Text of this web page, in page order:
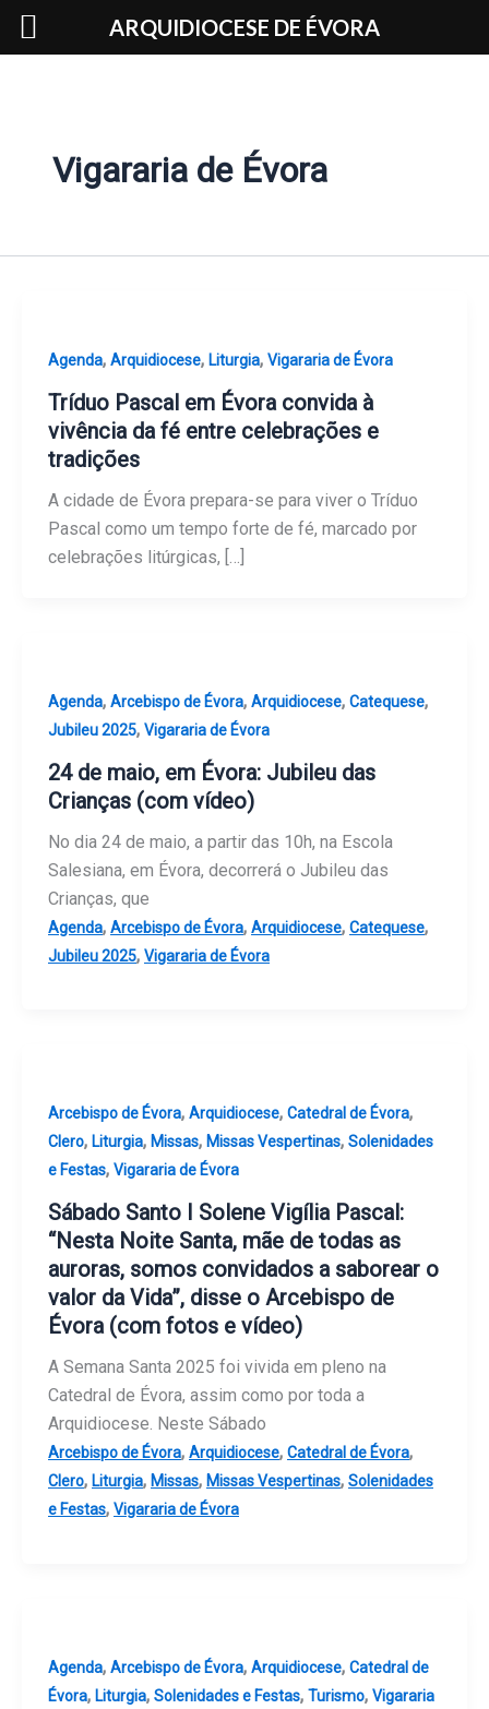
Skip
Vigararia de Évora
Agenda, Arquidiocese, Liturgia, Vigararia de Évora
Tríduo Pascal em Évora convida à
vivência da fé entre celebrações e
tradições
A cidade de Évora prepara-se para viver o Tríduo
Pascal como um tempo forte de fé, marcado por
celebrações litúrgicas, […]
Agenda, Arcebispo de Évora, Arquidiocese, Catequese,
Jubileu 2025, Vigararia de Évora
24 de maio, em Évora: Jubileu das
Crianças (com vídeo)
No dia 24 de maio, a partir das 10h, na Escola
Salesiana, em Évora, decorrerá o Jubileu das
Crianças, que
Agenda, Arcebispo de Évora, Arquidiocese, Catequese,
Jubileu 2025, Vigararia de Évora
Arcebispo de Évora, Arquidiocese, Catedral de Évora,
Clero, Liturgia, Missas, Missas Vespertinas, Solenidades
e Festas, Vigararia de Évora
Sábado Santo I Solene Vigília Pascal:
“Nesta Noite Santa, mãe de todas as
auroras, somos convidados a saborear o
valor da Vida”, disse o Arcebispo de
Évora (com fotos e vídeo)
A Semana Santa 2025 foi vivida em pleno na
Catedral de Évora, assim como por toda a
Arquidiocese. Neste Sábado
Arcebispo de Évora, Arquidiocese, Catedral de Évora,
Clero, Liturgia, Missas, Missas Vespertinas, Solenidades
e Festas, Vigararia de Évora
Agenda, Arcebispo de Évora, Arquidiocese, Catedral de
Évora, Liturgia, Solenidades e Festas, Turismo, Vigararia
ARQUIDIOCESE DE ÉVORA